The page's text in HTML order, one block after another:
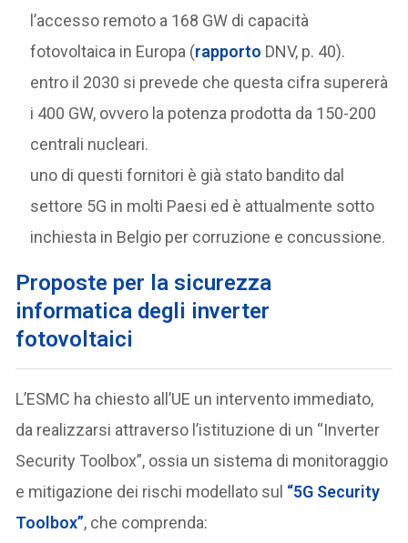
l’accesso remoto a 168 GW di capacità
fotovoltaica in Europa (rapporto DNV, p. 40).
entro il 2030 si prevede che questa cifra supererà
i 400 GW, ovvero la potenza prodotta da 150-200
centrali nucleari.
uno di questi fornitori è già stato bandito dal
settore 5G in molti Paesi ed è attualmente sotto
inchiesta in Belgio per corruzione e concussione.
Proposte per la sicurezza
informatica degli inverter
fotovoltaici
L’ESMC ha chiesto all’UE un intervento immediato,
da realizzarsi attraverso l’istituzione di un “Inverter
Security Toolbox”, ossia un sistema di monitoraggio
e mitigazione dei rischi modellato sul “5G Security
Toolbox”, che comprenda: